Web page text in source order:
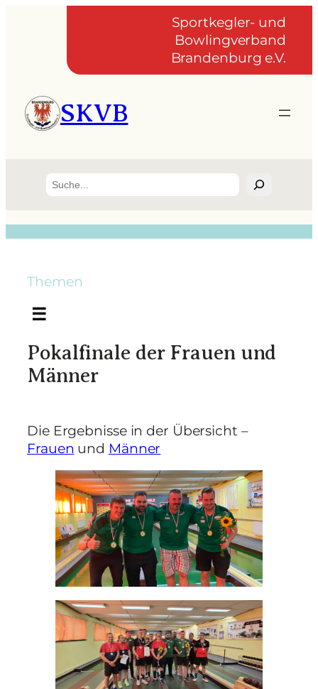
Sportkegler- und
Bowlingverband
Brandenburg e.V.
SKVB
Suchen
Themen
☰
Pokalfinale der Frauen und
Männer
Die Ergebnisse in der Übersicht –
Frauen und Männer